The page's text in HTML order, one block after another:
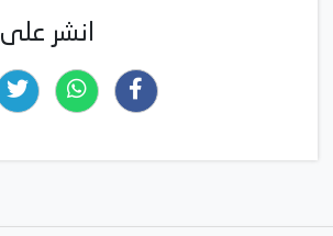
أمنة للاستخدام في غسالة الأطباق: نعم
انشر على